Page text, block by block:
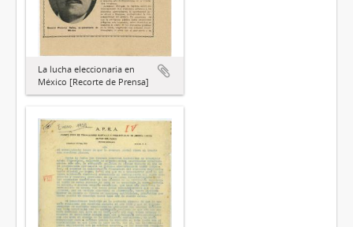
La lucha eleccionaria en
México [Recorte de Prensa]